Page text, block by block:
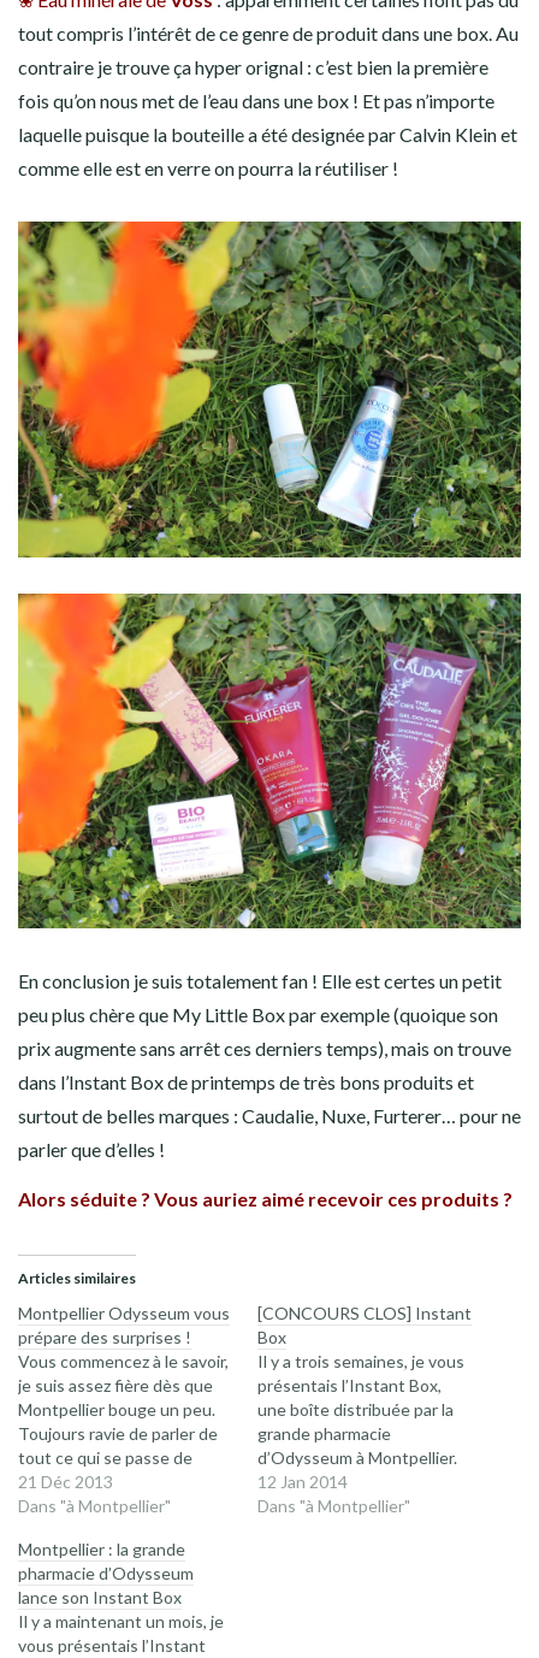
tout compris l’intérêt de ce genre de produit dans une box. Au
contraire je trouve ça hyper orignal : c’est bien la première
fois qu’on nous met de l’eau dans une box ! Et pas n’importe
laquelle puisque la bouteille a été designée par Calvin Klein et
comme elle est en verre on pourra la réutiliser !
En conclusion je suis totalement fan ! Elle est certes un petit
peu plus chère que My Little Box par exemple (quoique son
prix augmente sans arrêt ces derniers temps), mais on trouve
dans l’Instant Box de printemps de très bons produits et
surtout de belles marques : Caudalie, Nuxe, Furterer… pour ne
parler que d’elles !
Alors séduite ? Vous auriez aimé recevoir ces produits ?
Articles similaires
Montpellier Odysseum vous
prépare des surprises !
Vous commencez à le savoir,
je suis assez fière dès que
Montpellier bouge un peu.
Toujours ravie de parler de
tout ce qui se passe de
sympa dans ma ville,
aujourd’hui je vous présente
Pharmacie d’Odysseum a
des projets plein la tête.
Depuis une semaine, elle…
21 Déc 2013
Dans "à Montpellier"
[CONCOURS CLOS] Instant
Box
Il y a trois semaines, je vous
présentais l’Instant Box,
une boîte distribuée par la
grande pharmacie
d’Odysseum à Montpellier.
Pour (re)découvrir le
principe c’est par ici. Alors
12 Jan 2014
Dans "à Montpellier"
Montpellier : la grande
pharmacie d’Odysseum
lance son Instant Box
Il y a maintenant un mois, je
vous présentais l’Instant